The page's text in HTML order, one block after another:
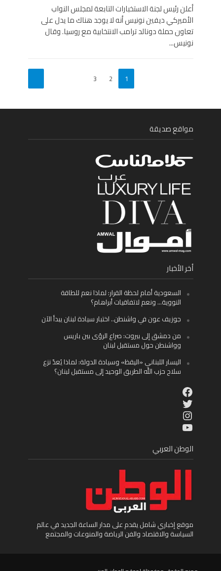
أعلن رئيس لجنة الاستخبارات التابعة لمجلس النواب
الأميركي ديفين نونيس أنه لا يوجد هناك ما يدل على
تعاون حملة دونالد ترامب الانتخابية مع روسيا. وقال
نونيس...
1
2
3
مواقع صديقة
أخر الأخبار
السعودية أمام لحظة القرار: لماذا نعم للطاقة
النووية… ونعم لاتفاقيات أبراهام؟
جوزيف عون في واشنطن.. اختبار سيادة لبنان يبدأ الآن
من دمشق إلى بيروت: صراع الرؤى بين باريس
وواشنطن حول مستقبل لبنان
اليسار اللبناني «اليقظ» وسيادة الدولة: لماذا يُعدّ نزع
سلاح حزب الله الطريق الوحيد إلى مستقبل لبنان؟
Facebook
Twitter
Instagram
YouTube
الوطن العربي
موقع إخباري شامل يقدم على مدار الساعة الجديد في عالم
السياسة والاقتصاد والفن الرياضة والمنوعات والمجتمع